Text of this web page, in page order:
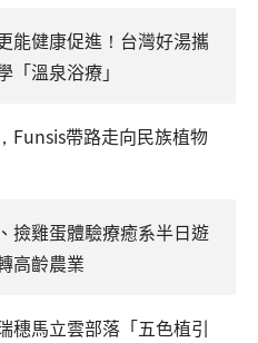
能健康促進！台灣好湯攜
溫泉浴療」
Funsis帶路走向民族植物
撿雞蛋體驗療癒系半日遊
高齡農業
穗馬立雲部落「五色植引